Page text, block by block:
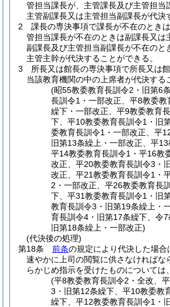
管担当課長が、主管課長及び主管担当
主管副課長又は主管担当副課長が代決
2
課長の専決事項で課長が不在のとき
管担当課長が不在のときは副課長又は
副課長及び主管担当副課長が不在のと
主管主幹が代決することができる。
3
所長又は館長の専決事項で所長又は
当該教育機関の中の上席者が代決する
(昭55教委教育長訓令2・旧第6
長訓令1・一部改正、平8教委教
繰下・一部改正、平9教委教育
下、平10教委教育長訓令1・旧
委教育長訓令1・一部改正、平
旧第13条繰上・一部改正、平
平14教委教育長訓令1・平16教
改正、平20教委教育長訓令3・
改正、平21教委教育長訓令1・
2・一部改正、平26教委教育長
下、平31教委教育長訓令1・旧
教育長訓令3・旧第19条繰上・
育長訓令4・旧第17条繰下、令7
旧第18条繰上・一部改正)
(代決後の処理)
第18条
前条の規定により代決した場合
速やかに上司の閲覧に供さなければな
らかじめ指示を受けたものについては
(平8教委教育長訓令2・全改、
3・旧第12条繰下、平10教委教
繰下、平12教委教育長訓令1・